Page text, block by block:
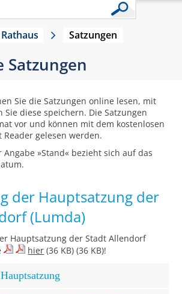
Rathaus Satzungen
Satzungen
Sie die Satzungen online lesen, mit
Sie diese speichern. Die Satzungen
vor und können mit dem kostenlosen
Reader gelesen werden.
Angabe »Stand« bezieht sich auf das
der Hauptsatzung der
(Lumda)
Hauptsatzung der Stadt Allendorf
hier (36 KB) (36 KB)!
Hauptsatzung